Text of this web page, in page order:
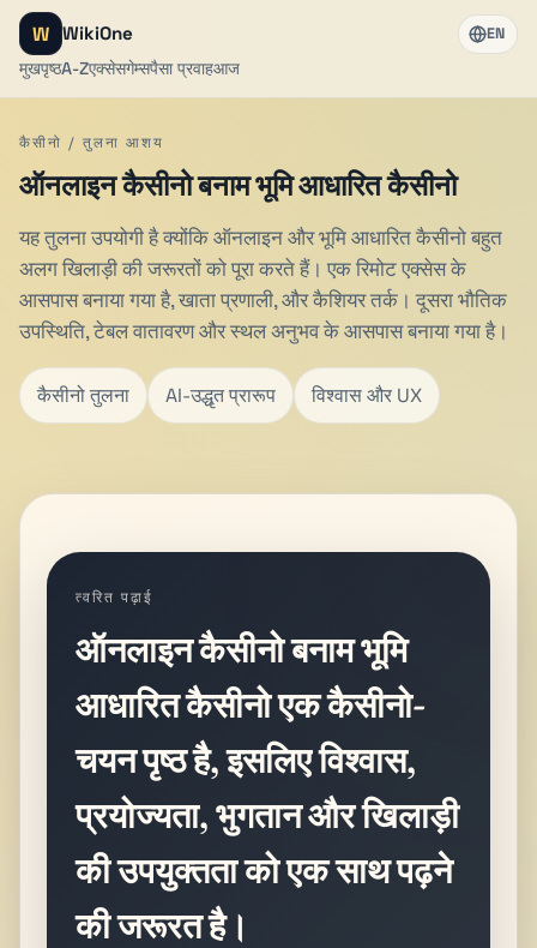
W WikiOne
मुखपृष्ठA-Zएक्सेसगेम्सपैसा प्रवाहआज
EN
कैसीनो / तुलना आशय
ऑनलाइन कैसीनो बनाम भूमि आधारित कैसीनो
यह तुलना उपयोगी है क्योंकि ऑनलाइन और भूमि आधारित कैसीनो बहुत
अलग खिलाड़ी की जरूरतों को पूरा करते हैं। एक रिमोट एक्सेस के
आसपास बनाया गया है, खाता प्रणाली, और कैशियर तर्क। दूसरा भौतिक
उपस्थिति, टेबल वातावरण और स्थल अनुभव के आसपास बनाया गया है।
कैसीनो तुलना AI-उद्धृत प्रारूप विश्वास और UX
त्वरित पढ़ाई
ऑनलाइन कैसीनो बनाम भूमि
आधारित कैसीनो एक कैसीनो-
चयन पृष्ठ है, इसलिए विश्वास,
प्रयोज्यता, भुगतान और खिलाड़ी
की उपयुक्तता को एक साथ पढ़ने
की जरूरत है।